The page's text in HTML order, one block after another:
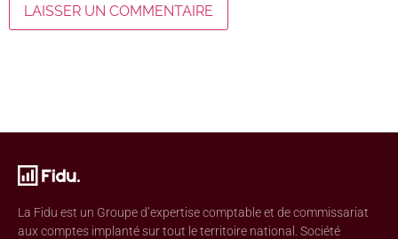
La Fidu est un Groupe d’expertise comptable et de commissariat
aux comptes implanté sur tout le territoire national. Société